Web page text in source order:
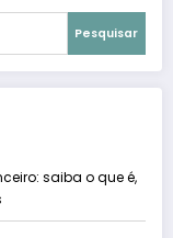
Pesquisar
saiba o que é,